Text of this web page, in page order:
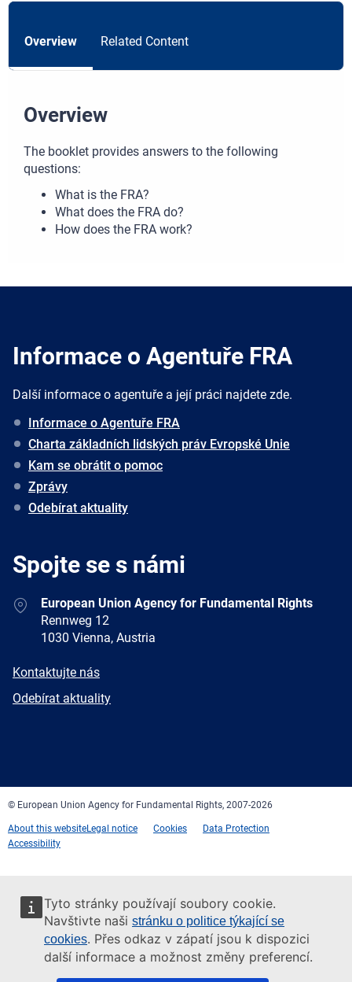
Tyto stránky používají soubory cookie.
Navštivte naši stránku o politice týkající se
cookies. Přes odkaz v zápatí jsou k dispozici
další informace a možnost změny preferencí.
Overview Related Content
Overview
The booklet provides answers to the following
questions:
What is the FRA?
What does the FRA do?
How does the FRA work?
Informace o Agentuře FRA
Další informace o agentuře a její práci najdete zde.
Informace o Agentuře FRA
Charta základních lidských práv Evropské Unie
Kam se obrátit o pomoc
Zprávy
Odebírat aktuality
Spojte se s námi
AddressEuropean Union Agency for Fundamental Rights
Rennweg 12
1030 Vienna, Austria
E-
Kontaktujte nás
Newsletter
Odebírat aktuality
© European Union Agency for Fundamental Rights, 2007-2026
About this websiteLegal notice Cookies
Data Protection
Accessibility